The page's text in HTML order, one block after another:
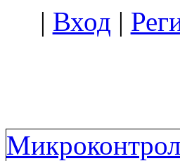
| Вход |